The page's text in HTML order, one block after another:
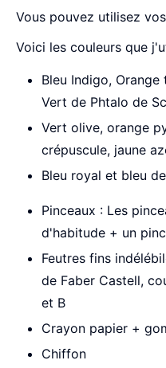
Vous pouvez utilisez
Voici les couleurs que
Bleu Indigo, Orange
Vert de Phtalo de
Vert olive, orange
crépuscule, jaune
Bleu royal et bleu
Pinceaux : Les
d'habitude + un
Feutres fins
de Faber Castell,
et B
Crayon papier +
Chiffon